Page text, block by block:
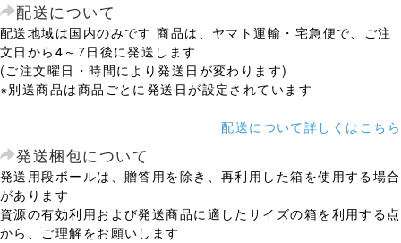
配送について
配送地域は国内のみです 商品は、ヤマト運輸・宅急便で、ご注
文日から4～7日後に発送します
(ご注文曜日・時間により発送日が変わります)
※別送商品は商品ごとに発送日が設定されています
配送について詳しくはこちら
発送梱包について
発送用段ボールは、贈答用を除き、再利用した箱を使用する場合
があります
資源の有効利用および発送商品に適したサイズの箱を利用する点
から、ご理解をお願いします